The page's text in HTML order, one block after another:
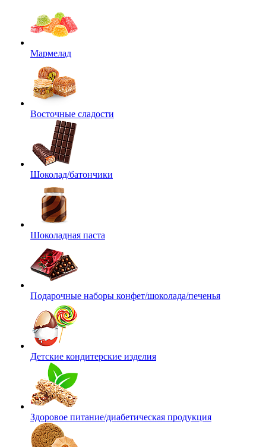
Мармелад
Восточные сладости
Шоколад/батончики
Шоколадная паста
Подарочные наборы конфет/шоколада/печенья
Детские кондитерские изделия
Здоровое питание/диабетическая продукция